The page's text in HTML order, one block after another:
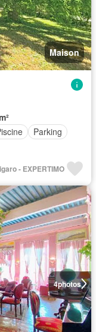
Maison
Parking
- EXPERTIMO
4photos